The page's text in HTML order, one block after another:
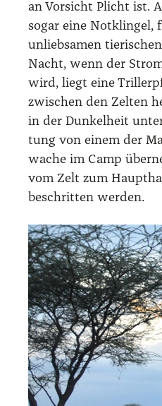
an Vor­sicht Plicht ist.
sogar eine Not­klin­gel,
unlieb­sa­men
Nacht, wenn der
wird, liegt eine
zwi­schen den Zel­ten
in der Dun­kel­heit
tung von einem der
wa­che im Camp
vom Zelt zum
beschrit­ten wer­den.